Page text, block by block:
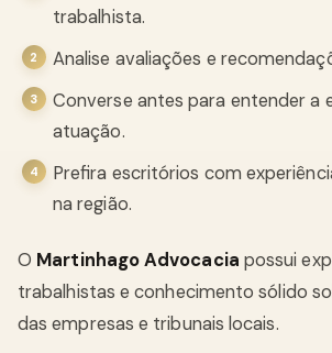
trabalhista.
Analise avaliações e
Converse antes para entender a
atuação.
Prefira escritórios com
na região.
O Martinhago Advocacia possui
trabalhistas e conhecimento sólido
das empresas e tribunais locais.